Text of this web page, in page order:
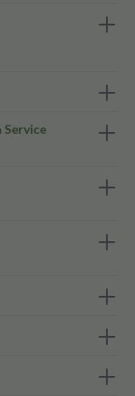
Service